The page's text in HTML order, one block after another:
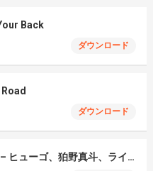
Back
ダウンロード
ダウンロード
モエチャッカファイア – ヒューゴ、狛野真斗、ライト、セヴェリアン (Cover )